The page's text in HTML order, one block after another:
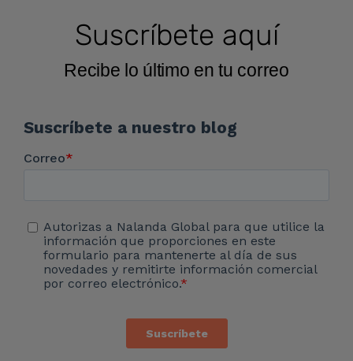
Suscríbete aquí
Recibe lo último en tu correo